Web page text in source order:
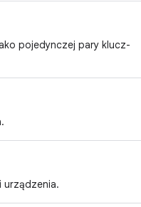
pojedynczej pary klucz-
urządzenia.